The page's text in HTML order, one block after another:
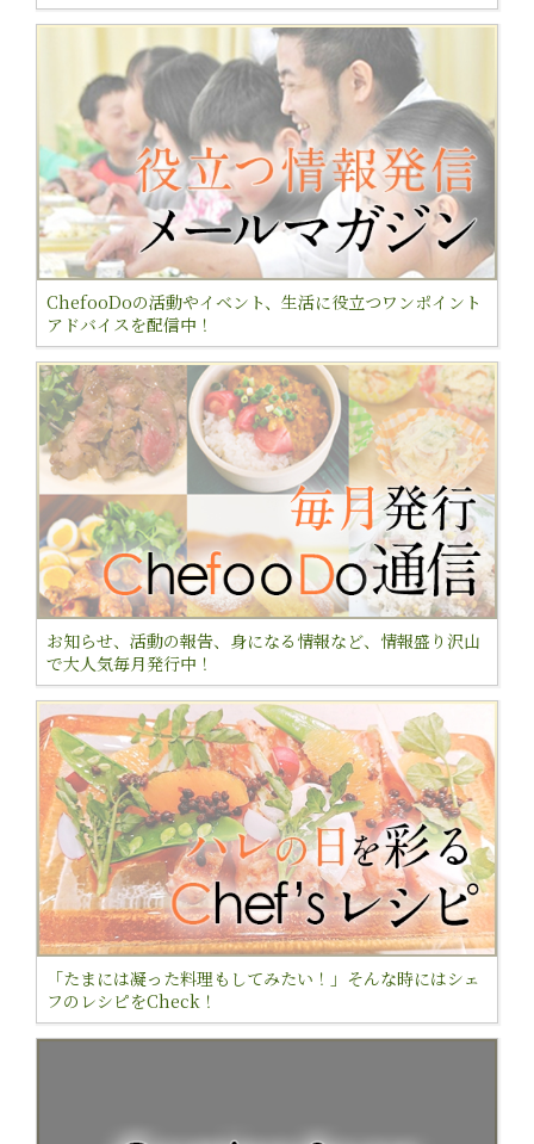
ChefooDoの活動やイベント、生活に役立つワンポイント
アドバイスを配信中！
お知らせ、活動の報告、身になる情報など、情報盛り沢山
で大人気毎月発行中！
「たまには凝った料理もしてみたい！」そんな時にはシェ
フのレシピをCheck！